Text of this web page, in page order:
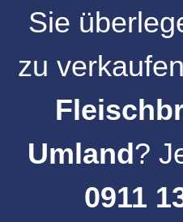
Sie
zu verkaufen
Umland?
0911